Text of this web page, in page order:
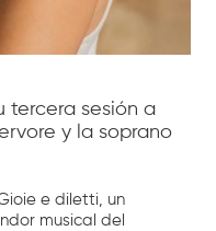
tercera sesión a
y la soprano
e diletti, un
musical del